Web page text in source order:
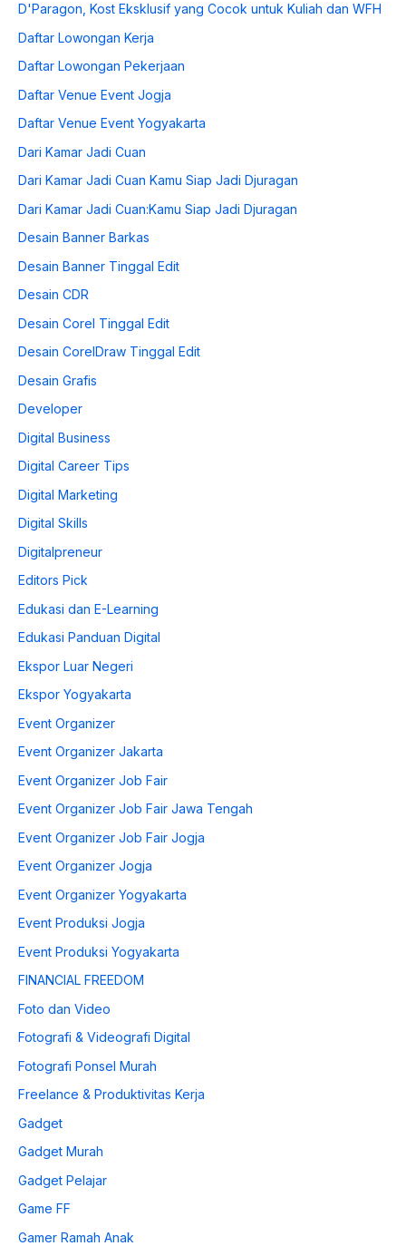
D'Paragon, Kost Eksklusif yang Cocok untuk Kuliah dan WFH
Daftar Lowongan Kerja
Daftar Lowongan Pekerjaan
Daftar Venue Event Jogja
Daftar Venue Event Yogyakarta
Dari Kamar Jadi Cuan
Dari Kamar Jadi Cuan Kamu Siap Jadi Djuragan
Dari Kamar Jadi Cuan:Kamu Siap Jadi Djuragan
Desain Banner Barkas
Desain Banner Tinggal Edit
Desain CDR
Desain Corel Tinggal Edit
Desain CorelDraw Tinggal Edit
Desain Grafis
Developer
Digital Business
Digital Career Tips
Digital Marketing
Digital Skills
Digitalpreneur
Editors Pick
Edukasi dan E-Learning
Edukasi Panduan Digital
Ekspor Luar Negeri
Ekspor Yogyakarta
Event Organizer
Event Organizer Jakarta
Event Organizer Job Fair
Event Organizer Job Fair Jawa Tengah
Event Organizer Job Fair Jogja
Event Organizer Jogja
Event Organizer Yogyakarta
Event Produksi Jogja
Event Produksi Yogyakarta
FINANCIAL FREEDOM
Foto dan Video
Fotografi & Videografi Digital
Fotografi Ponsel Murah
Freelance & Produktivitas Kerja
Gadget
Gadget Murah
Gadget Pelajar
Game FF
Gamer Ramah Anak